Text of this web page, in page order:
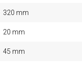
320 mm
20 mm
45 mm